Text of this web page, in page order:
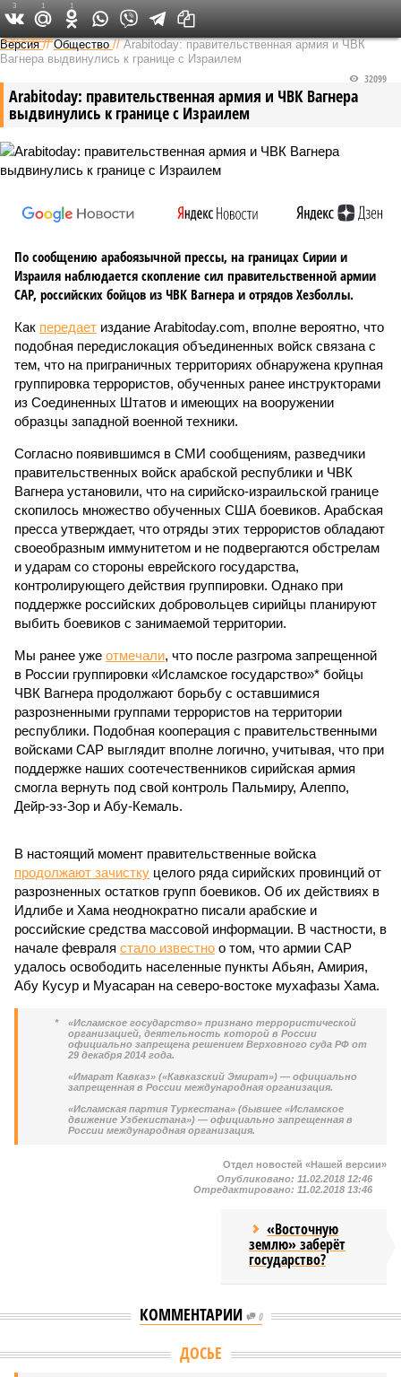
Федеральный выпуск
Версия //Общество //Arabitoday: правительственная армия и ЧВК
Вагнера выдвинулись к границе с Израилем
Arabitoday: правительственная армия и ЧВК Вагнера
выдвинулись к границе с Израилем
32099
По сообщению арабоязычной прессы, на границах Сирии и
Израиля наблюдается скопление сил правительственной армии
САР, российских бойцов из ЧВК Вагнера и отрядов Хезболлы.
Как передает издание Arabitoday.com, вполне вероятно, что
подобная передислокация объединенных войск связана с
тем, что на приграничных территориях обнаружена крупная
группировка террористов, обученных ранее инструкторами
из Соединенных Штатов и имеющих на вооружении
образцы западной военной техники.
Согласно появившимся в СМИ сообщениям, разведчики
правительственных войск арабской республики и ЧВК
Вагнера установили, что на сирийско-израильской границе
скопилось множество обученных США боевиков. Арабская
пресса утверждает, что отряды этих террористов обладают
своеобразным иммунитетом и не подвергаются обстрелам
и ударам со стороны еврейского государства,
контролирующего действия группировки. Однако при
поддержке российских добровольцев сирийцы планируют
выбить боевиков с занимаемой территории.
Мы ранее уже отмечали, что после разгрома запрещенной
в России группировки «Исламское государство»* бойцы
ЧВК Вагнера продолжают борьбу с оставшимися
разрозненными группами террористов на территории
республики. Подобная кооперация с правительственными
войсками САР выглядит вполне логично, учитывая, что при
поддержке наших соотечественников сирийская армия
смогла вернуть под свой контроль Пальмиру, Алеппо,
Дейр-эз-Зор и Абу-Кемаль.
В настоящий момент правительственные войска
продолжают зачистку целого ряда сирийских провинций от
разрозненных остатков групп боевиков. Об их действиях в
Идлибе и Хама неоднократно писали арабские и
российские средства массовой информации. В частности, в
начале февраля стало известно о том, что армии САР
удалось освободить населенные пункты Абьян, Амирия,
Абу Кусур и Муасаран на северо-востоке мухафазы Хама.
*
«Исламское государство» признано террористической
организацией, деятельность которой в России
официально запрещена решением Верховного суда РФ от
29 декабря 2014 года.
«Имарат Кавказ» («Кавказский Эмират») — официально
запрещенная в России международная организация.
«Исламская партия Туркестана» (бывшее «Исламское
движение Узбекистана») — официально запрещенная в
России международная организация.
3 1 1
Отдел новостей «Нашей версии»
Опубликовано: 11.02.2018 12:46
Отредактировано: 11.02.2018 13:46
«Восточную
землю» заберёт
государство?
КОММЕНТАРИИ 0
ДОСЬЕ